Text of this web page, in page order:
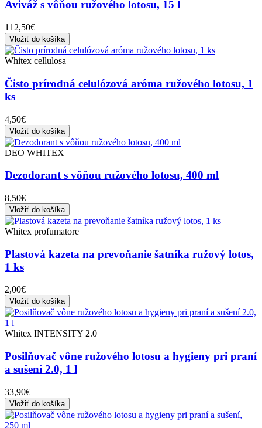
Aviváž s vôňou ružového lotosu, 15 l
112,50€
Vložiť do košíka
Whitex cellulosa
Čisto prírodná celulózová aróma ružového lotosu, 1
ks
4,50€
Vložiť do košíka
DEO WHITEX
Dezodorant s vôňou ružového lotosu, 400 ml
8,50€
Vložiť do košíka
Whitex profumatore
Plastová kazeta na prevoňanie šatníka ružový lotos,
1 ks
2,00€
Vložiť do košíka
Whitex INTENSITY 2.0
Posilňovač vône ružového lotosu a hygieny pri praní
a sušení 2.0, 1 l
33,90€
Vložiť do košíka